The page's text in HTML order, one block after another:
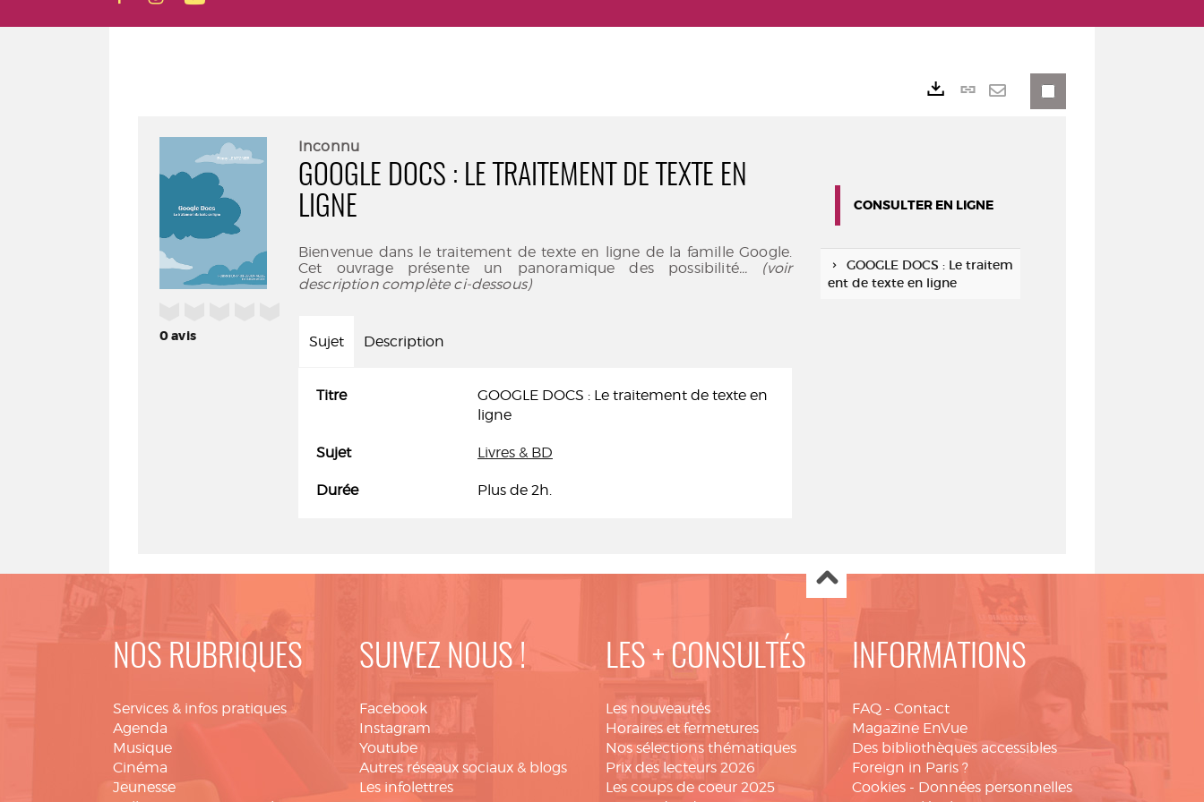
0avis
Inconnu
GOOGLE DOCS : LE TRAITEMENT DE TEXTE EN
LIGNE
Bienvenue dans le traitement de texte en ligne de la famille Google.
Cet ouvrage présente un panoramique des possibilité... (voir
description complète ci-dessous)
Sujet Description
Titre
GOOGLE DOCS : Le traitement de texte en
ligne
Sujet Livres & BD
Durée Plus de 2h.
Lien
CONSULTER EN LIGNE
GOOGLE DOCS : Le traitem
ent de texte en ligne
NOS RUBRIQUES
Services & infos pratiques
Agenda
Musique
Cinéma
Jeunesse
SUIVEZ NOUS !
Facebook
Instagram
Youtube
Autres réseaux sociaux & blogs
Les infolettres
LES + CONSULTÉS
Les nouveautés
Horaires et fermetures
Nos sélections thématiques
Prix des lecteurs 2026
Les coups de coeur 2025
INFORMATIONS
FAQ - Contact
Magazine EnVue
Des bibliothèques accessibles
Foreign in Paris ?
Cookies - Données personnelles